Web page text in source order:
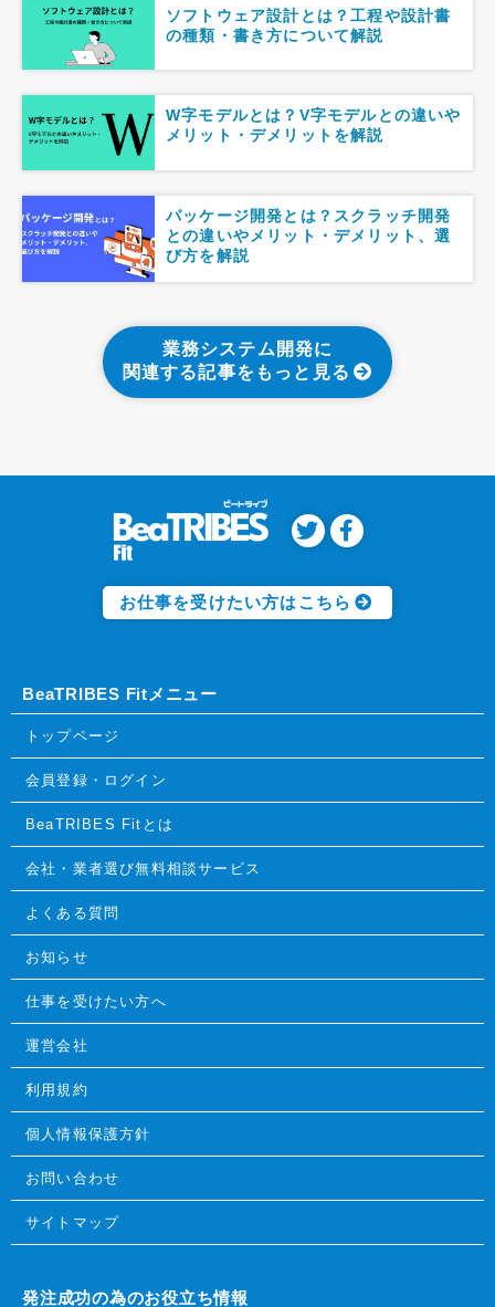
ソフトウェア設計とは？工程や設計書
の種類・書き方について解説
W字モデルとは？V字モデルとの違いや
メリット・デメリットを解説
パッケージ開発とは？スクラッチ開発
との違いやメリット・デメリット、選
び方を解説
業務システム開発に
関連する記事をもっと見る
お仕事を受けたい方はこちら
BeaTRIBES Fitメニュー
トップページ
会員登録・ログイン
BeaTRIBES Fitとは
会社・業者選び無料相談サービス
よくある質問
お知らせ
仕事を受けたい方へ
運営会社
利用規約
個人情報保護方針
お問い合わせ
サイトマップ
発注成功の為のお役立ち情報